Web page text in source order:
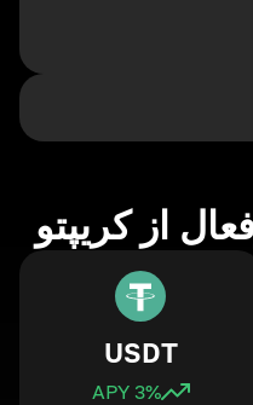
از کریپتو
USDT
3% APY